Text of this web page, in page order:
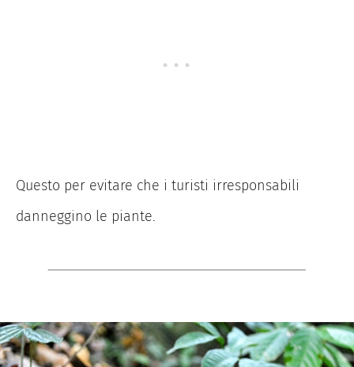
Questo per evitare che i turisti irresponsabili
danneggino le piante.